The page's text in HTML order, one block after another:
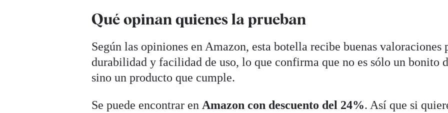
Qué opinan quienes la prueban
Según las opiniones en Amazon, esta botella recibe buenas valoraciones
durabilidad y facilidad de uso, lo que confirma que no es sólo un bonito
sino un producto que cumple.
Se puede encontrar en Amazon con descuento del 24%. Así que si